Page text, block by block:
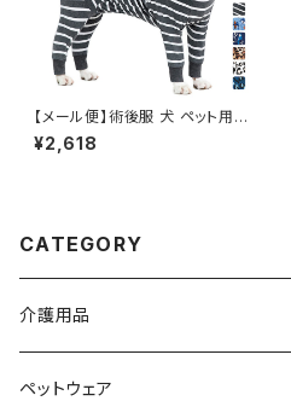
【メール便】術後服 犬 ペット用
品 ロンパース ペットウェア ドッ
グウェア いぬ 中型犬 大型犬 服
¥2,618
CATEGORY
介護用品
ペットウェア